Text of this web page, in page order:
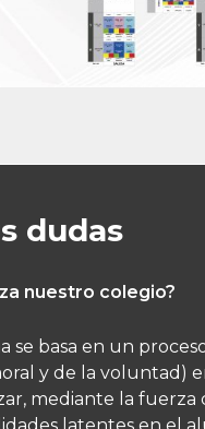
dudas
nuestro colegio?
se basa en un
y de la voluntad)
mediante la fuerza